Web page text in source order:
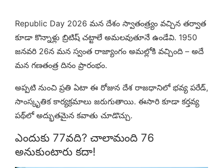
Republic Day 2026 మన దేశం స్వాతంత్ర్యం వచ్చిన తర్వాత
కూడా కొన్నాళ్లు బ్రిటిష్ చట్టాలే అమలవుతూనే ఉండేవి. 1950
జనవరి 26న మన స్వంత రాజ్యాంగం అమల్లోకి వచ్చింది – అదే
మన గణతంత్ర దినం ప్రారంభం.
అప్పటి నుంచి ప్రతి ఏటా ఈ రోజున దేశ రాజధానిలో భవ్య పరేడ్,
సాంస్కృతిక కార్యక్రమాలు జరుగుతాయి. ఈసారి కూడా కర్తవ్య
పథ్‌లో అద్భుతమైన కవాతు చూడొచ్చు.
ఎందుకు 77వది? చాలామంది 76
అనుకుంటారు కదా!